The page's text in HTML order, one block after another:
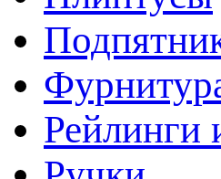
Рейлинги